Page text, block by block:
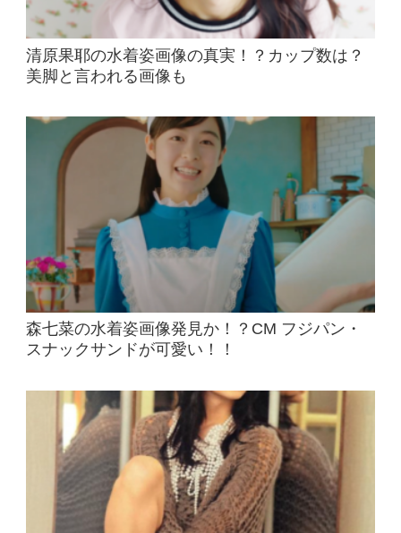
清原果耶の水着姿画像の真実！？カップ数は？
美脚と言われる画像も
森七菜の水着姿画像発見か！？CM フジパン・
スナックサンドが可愛い！！